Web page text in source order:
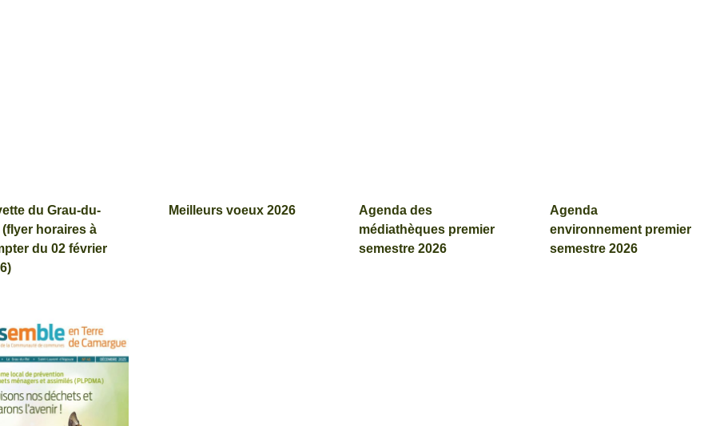
du Grau-du-
horaires à
du 02 février
Meilleurs voeux 2026
Agenda des
médiathèques premier
semestre 2026
Agenda
environnement premier
semestre 2026